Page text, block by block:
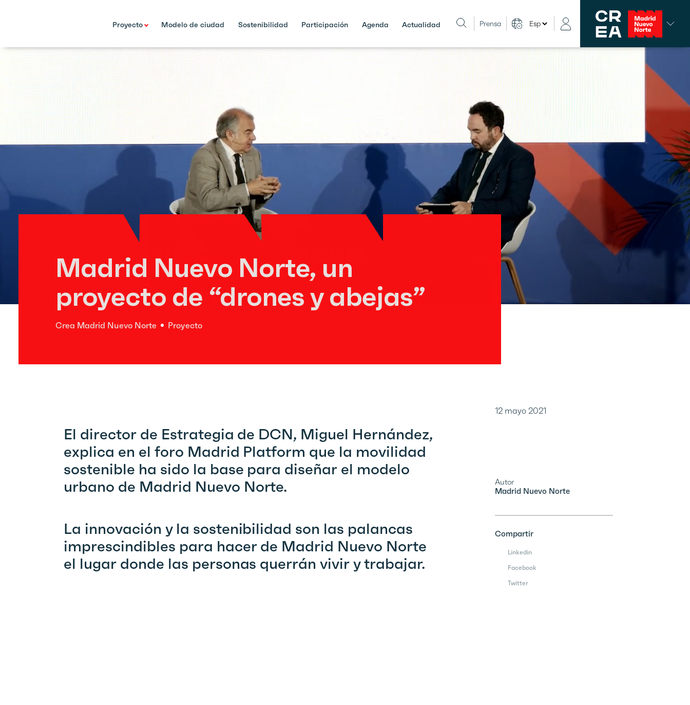
Proyecto Modelo de ciudad Sostenibilidad Participación Agenda Actualidad Prensa
Madrid Nuevo Norte, un
proyecto de “drones y abejas”
Crea Madrid Nuevo Norte Proyecto
El director de Estrategia de DCN, Miguel Hernández,
explica en el foro Madrid Platform que la movilidad
sostenible ha sido la base para diseñar el modelo
urbano de Madrid Nuevo Norte.
La innovación y la sostenibilidad son las palancas
imprescindibles para hacer de Madrid Nuevo Norte
el lugar donde las personas querrán vivir y trabajar.
12 mayo 2021
Autor
Madrid Nuevo Norte
Compartir
Linkedin
Facebook
Twitter